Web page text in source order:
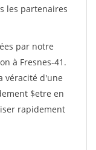
les partenaires
par notre
à Fresnes-41.
véracité d'une
$etre en
rapidement